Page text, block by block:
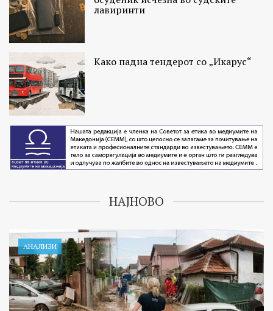
лавиринти
Како падна тендерот со „Икарус“
НАЈНОВО
АНАЛИЗИ